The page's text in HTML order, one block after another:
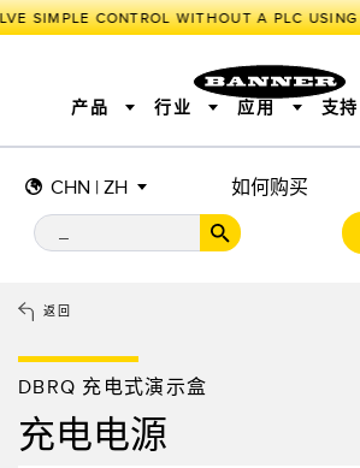
SIMPLE CONTROL WITHOUT A PLC
CHN | ZH 如何购买
产品
传感器 测量解决方案
照明和
机器安全
工业无线
绝对值旋转编码器
SNAP SIGNAL
传感器
行业 应用
工业物联网与智能工厂
智能传感
机器防护
追踪和跟踪
拾取指
雷达应用
工业物联网与智能工厂
储罐料位监控
支持
返回
DBRQ 充电式演示盒
充电电源